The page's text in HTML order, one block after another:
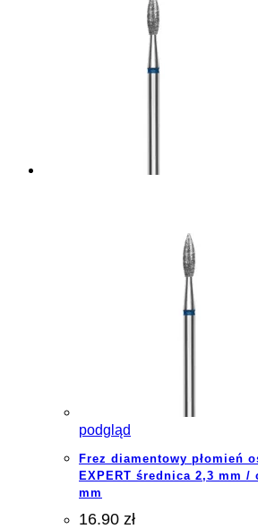
podgląd
Frez diamentowy płomień
EXPERT średnica 2,3 mm /
mm
16.90 zł